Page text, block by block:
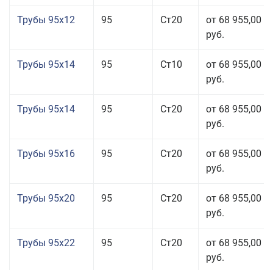
Трубы 95x12 95 Ст20
от 68 955,00
руб.
Трубы 95x14 95 Ст10
от 68 955,00
руб.
Трубы 95x14 95 Ст20
от 68 955,00
руб.
Трубы 95x16 95 Ст20
от 68 955,00
руб.
Трубы 95x20 95 Ст20
от 68 955,00
руб.
Трубы 95x22 95 Ст20
от 68 955,00
руб.